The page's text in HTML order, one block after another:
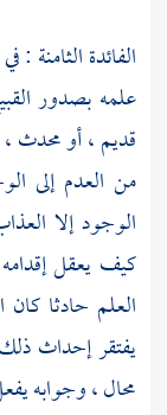
الفائدة الثامنة
علمه بصدور
قديم ، أو محدث
من العدم إلى
الوجود إلا
كيف يعقل
العلم حادثا
يفتقر إحداث
محال ، وجوابه